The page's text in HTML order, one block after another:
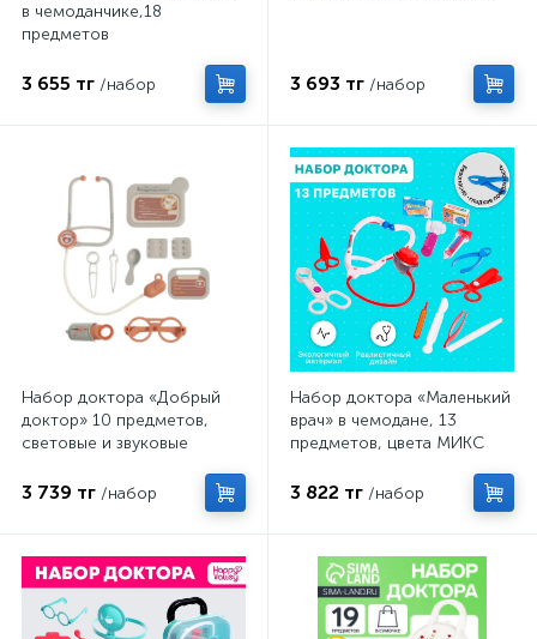
в чемоданчике,18
предметов
3 655 тг /набор 3 693 тг /набор
Набор доктора «Добрый
доктор» 10 предметов,
световые и звуковые
3 739 тг /набор
Набор доктора «Маленький
врач» в чемодане, 13
предметов, цвета МИКС
3 822 тг /набор